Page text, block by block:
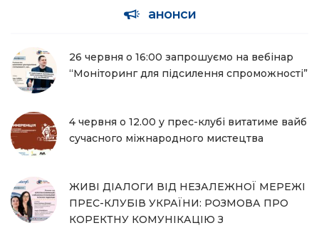
анонси
26 червня о 16:00 запрошуємо на вебінар
“Моніторинг для підсилення спроможності”
4 червня о 12.00 у прес-клубі витатиме вайб
сучасного міжнародного мистецтва
ЖИВІ ДІАЛОГИ ВІД НЕЗАЛЕЖНОЇ МЕРЕЖІ
ПРЕС-КЛУБІВ УКРАЇНИ: РОЗМОВА ПРО
КОРЕКТНУ КОМУНІКАЦІЮ З